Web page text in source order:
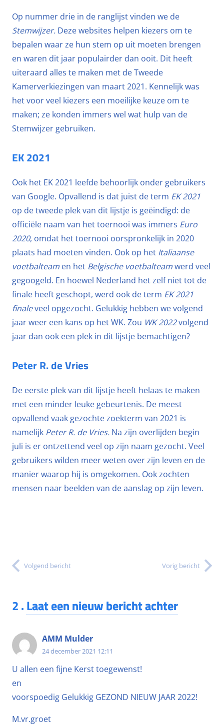
Op nummer drie in de ranglijst vinden we de
Stemwijzer. Deze websites helpen kiezers om te
bepalen waar ze hun stem op uit moeten brengen
en waren dit jaar populairder dan ooit. Dit heeft
uiteraard alles te maken met de Tweede
Kamerverkiezingen van maart 2021. Kennelijk was
het voor veel kiezers een moeilijke keuze om te
maken; ze konden immers wel wat hulp van de
Stemwijzer gebruiken.
EK 2021
Ook het EK 2021 leefde behoorlijk onder gebruikers
van Google. Opvallend is dat juist de term EK 2021
op de tweede plek van dit lijstje is geëindigd: de
officiële naam van het toernooi was immers Euro
2020, omdat het toernooi oorspronkelijk in 2020
plaats had moeten vinden. Ook op het Italiaanse
voetbalteam en het Belgische voetbalteamwerd veel
gegoogeld. En hoewel Nederland het zelf niet tot de
finale heeft geschopt, werd ook de term EK 2021
finaleveel opgezocht. Gelukkig hebben we volgend
jaar weer een kans op het WK. Zou WK 2022volgend
jaar dan ook een plek in dit lijstje bemachtigen?
Peter R. de Vries
De eerste plek van dit lijstje heeft helaas te maken
met een minder leuke gebeurtenis. De meest
opvallend vaak gezochte zoekterm van 2021 is
namelijk Peter R. de Vries. Na zijn overlijden begin
juli is er ontzettend veel op zijn naam gezocht. Veel
gebruikers wilden meer weten over zijn leven en de
manier waarop hij is omgekomen. Ook zochten
mensen naar beelden van de aanslag op zijn leven.
Volgend bericht Vorig bericht
2.Laat een nieuw bericht achter
AMM Mulder
24 december 2021 12:11
U allen een fijne Kerst toegewenst!
en
voorspoedig Gelukkig GEZOND NIEUW JAAR 2022!
M.vr.groet